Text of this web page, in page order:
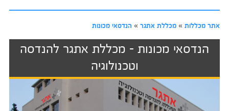
אתר מכללות» מכללת אתגר» הנדסאי מכונות
הנדסאי מכונות - מכללת אתגר להנדסה
וטכנולוגיה